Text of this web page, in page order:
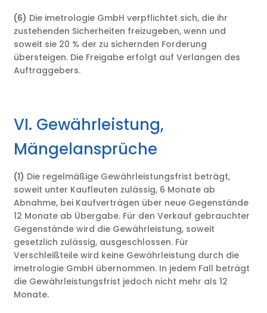
(6) Die imetrologie GmbH verpflichtet sich, die ihr
zustehenden Sicherheiten freizugeben, wenn und
soweit sie 20 % der zu sichernden Forderung
übersteigen. Die Freigabe erfolgt auf Verlangen des
Auftraggebers.
VI. Gewährleistung,
Mängelansprüche
(1) Die regelmäßige Gewährleistungsfrist beträgt,
soweit unter Kaufleuten zulässig, 6 Monate ab
Abnahme, bei Kaufverträgen über neue Gegenstände
12 Monate ab Übergabe. Für den Verkauf gebrauchter
Gegenstände wird die Gewährleistung, soweit
gesetzlich zulässig, ausgeschlossen. Für
Verschleißteile wird keine Gewährleistung durch die
imetrologie GmbH übernommen. In jedem Fall beträgt
die Gewährleistungsfrist jedoch nicht mehr als 12
Monate.